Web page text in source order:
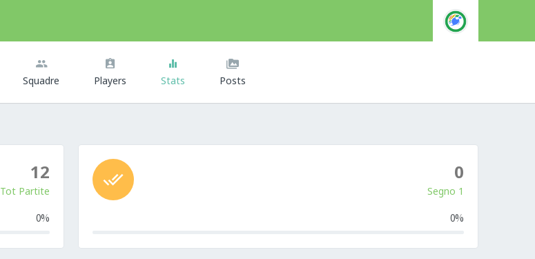
Squadre Players Stats Posts
12
Tot Partite
0%
0
Segno 1
0%